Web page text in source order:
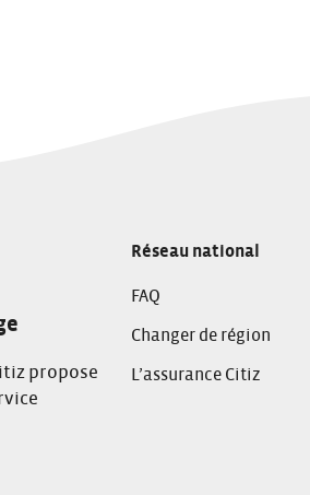
propose
Réseau national
FAQ
Changer de région
L’assurance Citiz